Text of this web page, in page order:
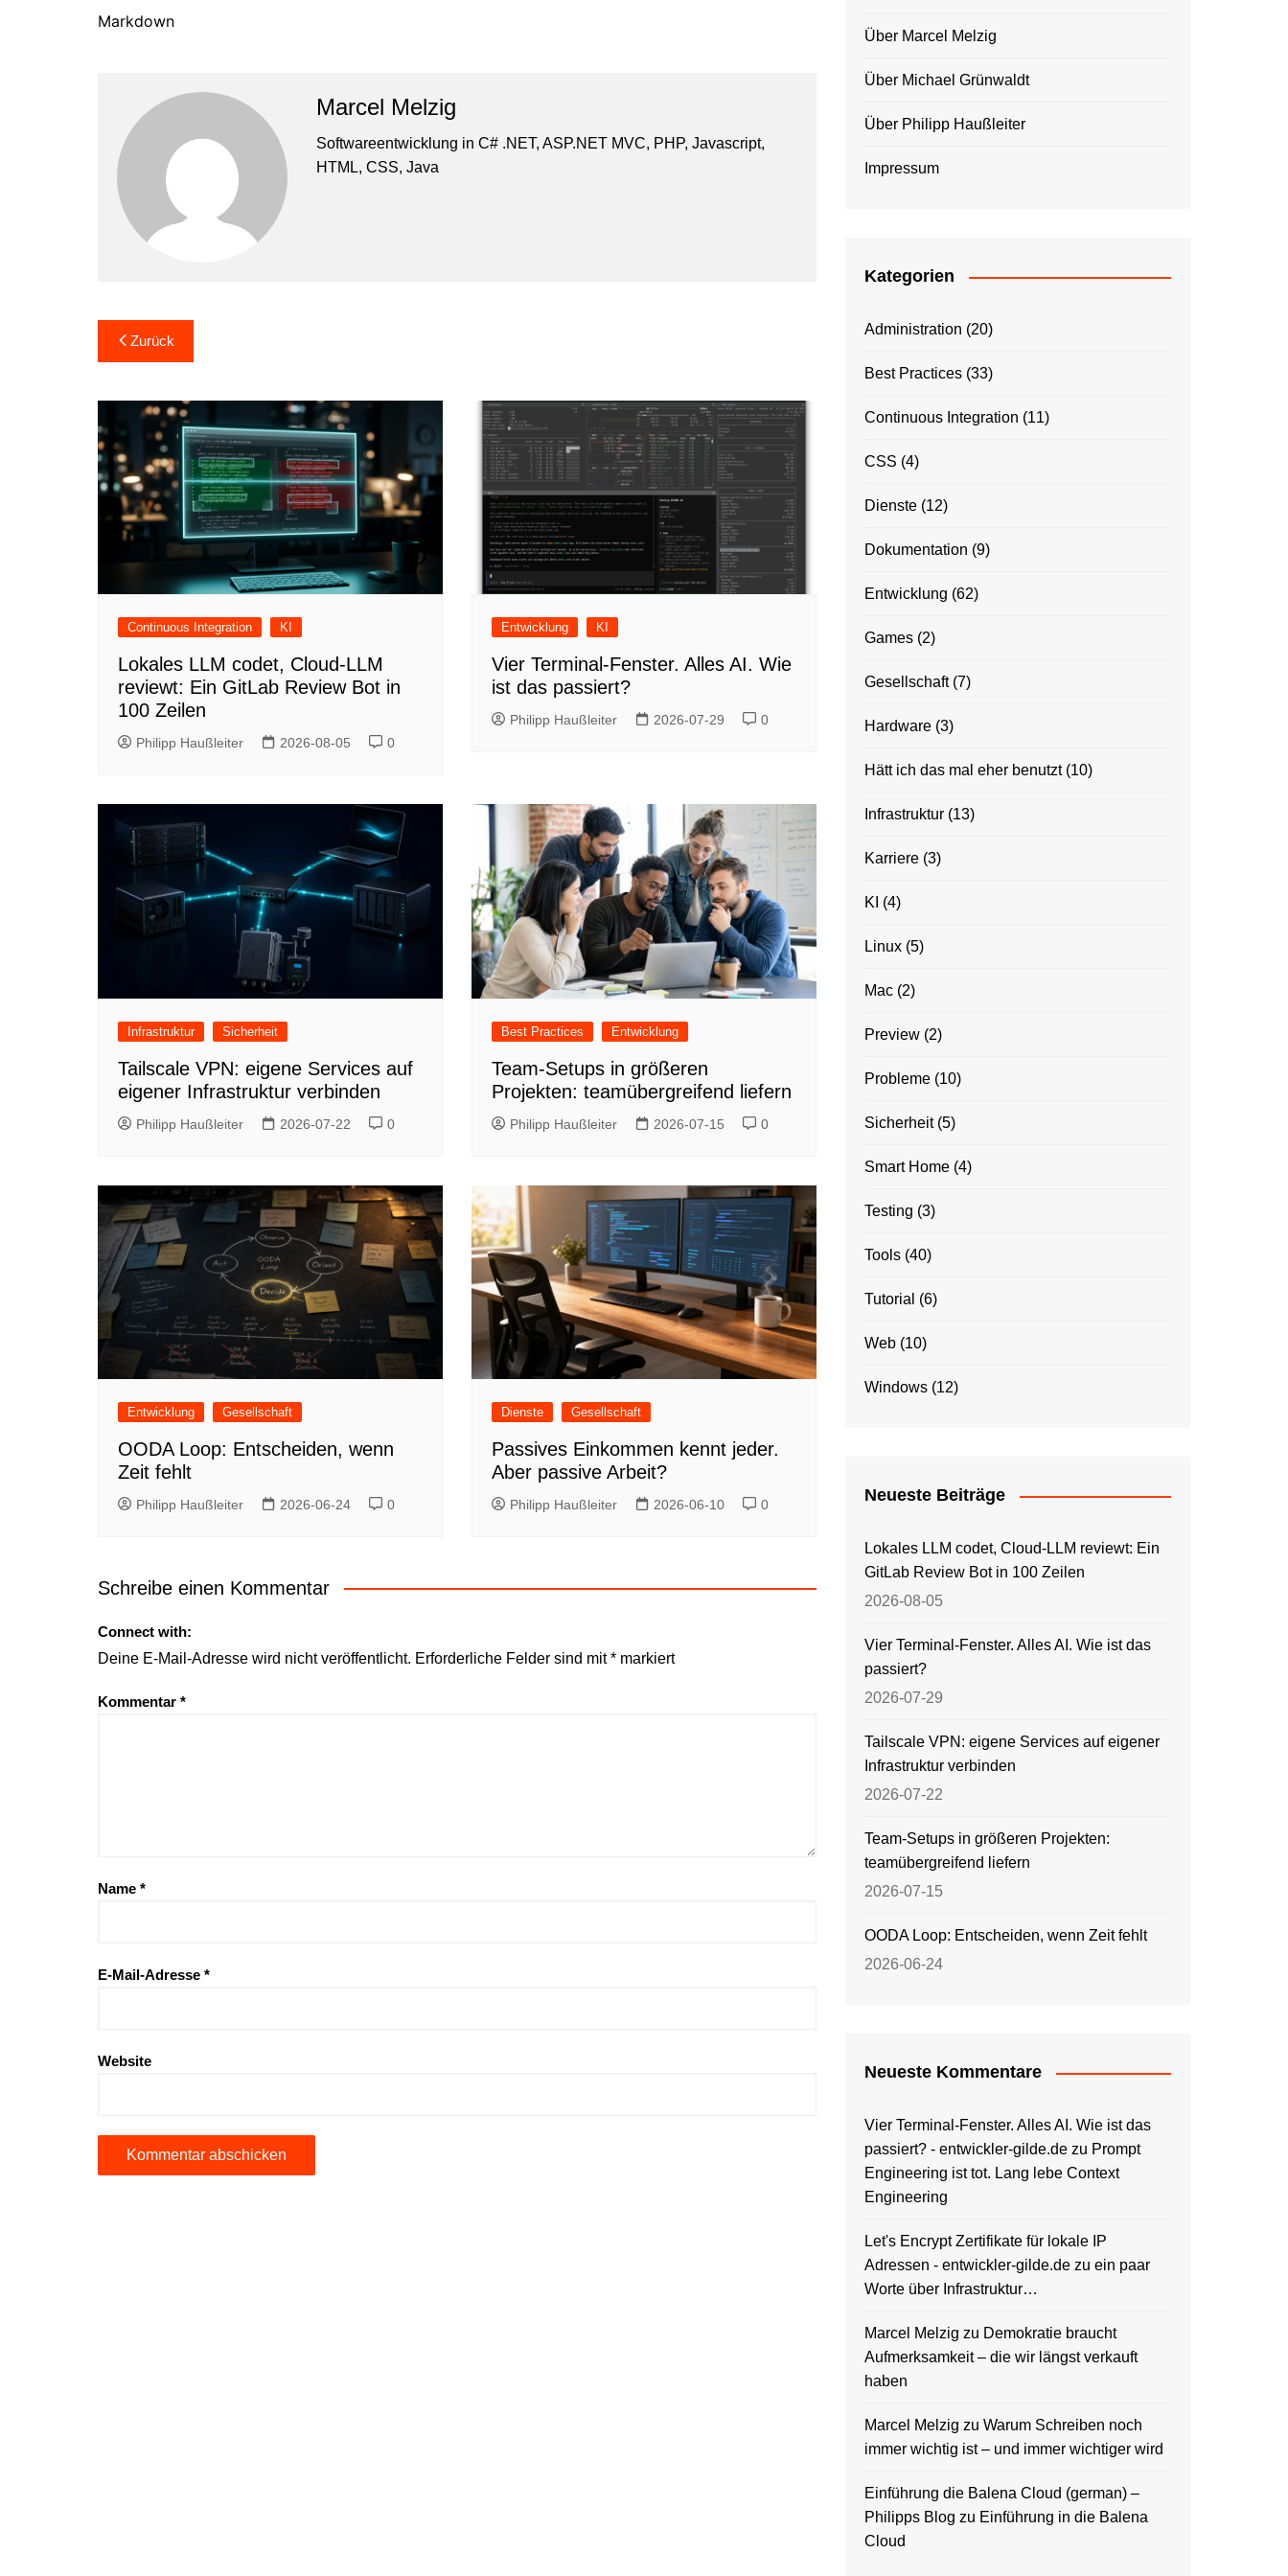
Markdown
Marcel Melzig
Softwareentwicklung in C# .NET, ASP.NET MVC, PHP, Javascript,
HTML, CSS, Java
Beitragsnavigation
Zurück
Continuous Integration KI
Lokales LLM codet, Cloud-LLM
reviewt: Ein GitLab Review Bot in
100 Zeilen
Philipp Haußleiter 2026-08-05 0
Entwicklung KI
Vier Terminal-Fenster. Alles AI. Wie
ist das passiert?
Philipp Haußleiter 2026-07-29 0
Infrastruktur Sicherheit
Tailscale VPN: eigene Services auf
eigener Infrastruktur verbinden
Philipp Haußleiter 2026-07-22 0
Best Practices Entwicklung
Team-Setups in größeren
Projekten: teamübergreifend liefern
Philipp Haußleiter 2026-07-15 0
Entwicklung Gesellschaft
OODA Loop: Entscheiden, wenn
Zeit fehlt
Philipp Haußleiter 2026-06-24 0
Dienste Gesellschaft
Passives Einkommen kennt jeder.
Aber passive Arbeit?
Philipp Haußleiter 2026-06-10 0
Schreibe einen Kommentar
Connect with:
Deine E-Mail-Adresse wird nicht veröffentlicht. Erforderliche Felder sind mit* markiert
Kommentar *
Name *
E-Mail-Adresse *
Website
Über Marcel Melzig
Über Michael Grünwaldt
Über Philipp Haußleiter
Impressum
Kategorien
Administration (20)
Best Practices (33)
Continuous Integration (11)
CSS (4)
Dienste (12)
Dokumentation (9)
Entwicklung (62)
Games (2)
Gesellschaft(7)
Hardware (3)
Hätt ich das mal eher benutzt(10)
Infrastruktur (13)
Karriere (3)
KI (4)
Linux (5)
Mac (2)
Preview (2)
Probleme (10)
Sicherheit(5)
Smart Home (4)
Testing (3)
Tools (40)
Tutorial (6)
Web (10)
Windows (12)
Neueste Beiträge
Lokales LLM codet, Cloud-LLM reviewt: Ein
GitLab Review Bot in 100 Zeilen
2026-08-05
Vier Terminal-Fenster. Alles AI. Wie ist das
passiert?
2026-07-29
Tailscale VPN: eigene Services auf eigener
Infrastruktur verbinden
2026-07-22
Team-Setups in größeren Projekten:
teamübergreifend liefern
2026-07-15
OODA Loop: Entscheiden, wenn Zeit fehlt
2026-06-24
Neueste Kommentare
Vier Terminal-Fenster. Alles AI. Wie ist das
passiert? - entwickler-gilde.de zu Prompt
Engineering ist tot. Lang lebe Context
Engineering
Let's Encrypt Zertifikate für lokale IP
Adressen - entwickler-gilde.de zu ein paar
Worte über Infrastruktur…
Marcel Melzig zu Demokratie braucht
Aufmerksamkeit – die wir längst verkauft
haben
Marcel Melzig zu Warum Schreiben noch
immer wichtig ist – und immer wichtiger wird
Einführung die Balena Cloud (german) –
Philipps Blog zu Einführung in die Balena
Cloud